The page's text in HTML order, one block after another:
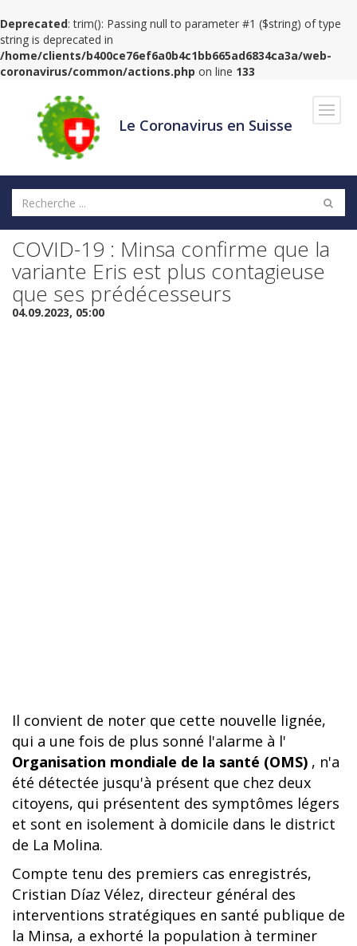
Deprecated: trim(): Passing null to parameter #1 ($string) of type
string is deprecated in
/home/clients/b400ce76ef6a0b4c1bb665ad6834ca3a/web-
coronavirus/common/actions.php on line 133
Le Coronavirus en Suisse
COVID-19 : Minsa confirme que la
variante Eris est plus contagieuse
que ses prédécesseurs
04.09.2023, 05:00
Il convient de noter que cette nouvelle lignée,
qui a une fois de plus sonné l'alarme à l'
Organisation mondiale de la santé (OMS) , n'a
été détectée jusqu'à présent que chez deux
citoyens, qui présentent des symptômes légers
et sont en isolement à domicile dans le district
de La Molina.
Compte tenu des premiers cas enregistrés,
Cristian Díaz Vélez, directeur général des
interventions stratégiques en santé publique de
la Minsa, a exhorté la population à terminer